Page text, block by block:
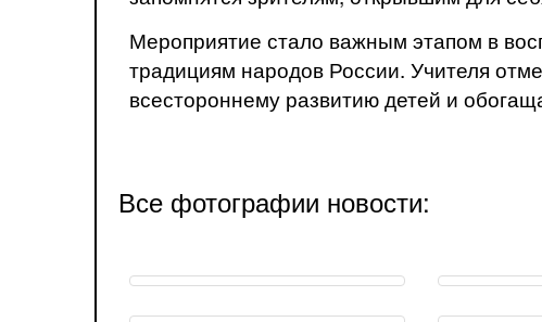
Мероприятие стало важным этапом в
традициям народов России. Учителя
всестороннему развитию детей и
Все фотографии новости: